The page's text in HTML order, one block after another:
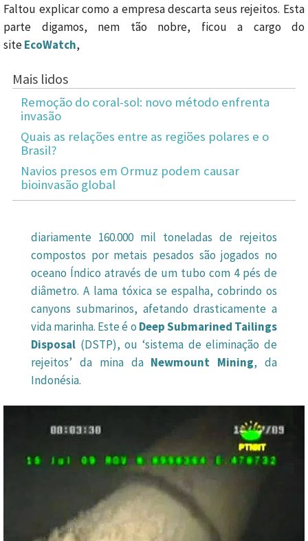
Faltou explicar como a empresa descarta seus rejeitos. Esta
parte digamos, nem tão nobre, ficou a cargo do
siteEcoWatch,
Mais lidos
Remoção do coral-sol: novo método enfrenta
invasão
Quais as relações entre as regiões polares e o
Brasil?
Navios presos em Ormuz podem causar
bioinvasão global
diariamente 160.000 mil toneladas de rejeitos
compostos por metais pesados são jogados no
oceano Índico através de um tubo com 4 pés de
diâmetro. A lama tóxica se espalha, cobrindo os
canyons submarinos, afetando drasticamente a
vida marinha. Este é o Deep Submarined Tailings
Disposal (DSTP), ou ‘sistema de eliminação de
rejeitos’ da mina da Newmount Mining, da
Indonésia.